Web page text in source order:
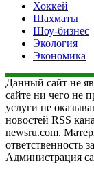
Хоккей
Шахматы
Шоу-бизнес
Экология
Экономика
Данный сайт не
сайте ни чего не
услуги не
новостей RSS
newsru.com.
ответственность
Администрация